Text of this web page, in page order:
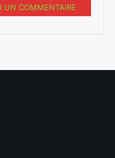
UN COMMENTAIRE